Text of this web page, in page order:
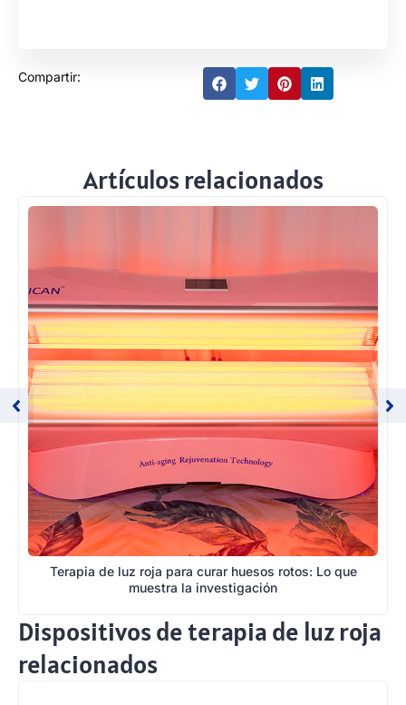
Compartir:
Artículos relacionados
Terapia de luz roja para curar huesos rotos: Lo que
muestra la investigación
Dispositivos de terapia de luz roja
relacionados